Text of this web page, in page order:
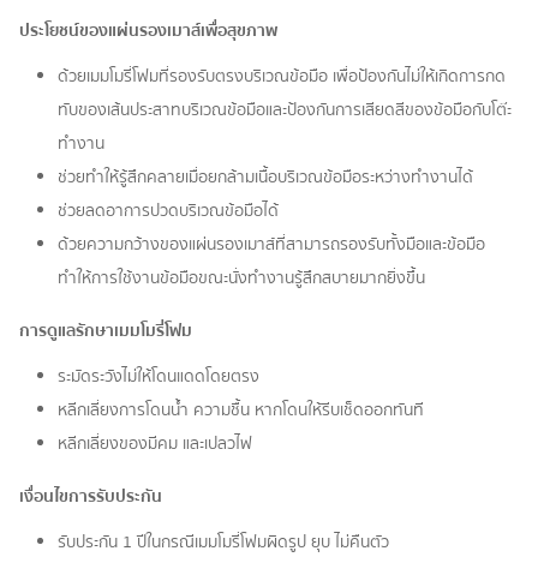
ประโยชน์ของแผ่นรองเมาส์เพื่อสุขภาพ
ด้วยเมมโมรี่โฟมที่รองรับตรงบริเวณข้อมือ เพื่อป้องกันไม่ให้เกิดการกด
ทับของเส้นประสาทบริเวณข้อมือและป้องกันการเสียดสีของข้อมือกับโต๊ะ
ทำงาน
ช่วยทำให้รู้สึกคลายเมื่อยกล้ามเนื้อบริเวณข้อมือระหว่างทำงานได้
ช่วยลดอาการปวดบริเวณข้อมือได้
ด้วยความกว้างของแผ่นรองเมาส์ที่สามารถรองรับทั้งมือและข้อมือ
ทำให้การใช้งานข้อมือขณะนั่งทำงานรู้สึกสบายมากยิ่งขึ้น
การดูแลรักษาเมมโมรี่โฟม
ระมัดระวังไม่ให้โดนแดดโดยตรง
หลีกเลี่ยงการโดนน้ำ ความชื้น หากโดนให้รีบเช็ดออกทันที
หลีกเลี่ยงของมีคม และเปลวไฟ
เงื่อนไขการรับประกัน
รับประกัน 1 ปีในกรณีเมมโมรี่โฟมผิดรูป ยุบ ไม่คืนตัว